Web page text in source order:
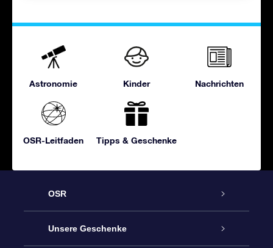
Astronomie Kinder Nachrichten
OSR-Leitfaden Tipps & Geschenke
OSR
Service
Unsere Geschenke